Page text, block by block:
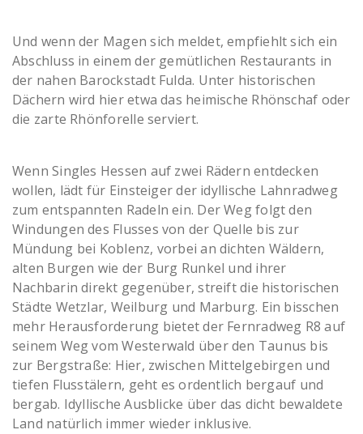
Und wenn der Magen sich meldet, empfiehlt sich ein
Abschluss in einem der gemütlichen Restaurants in
der nahen Barockstadt Fulda. Unter historischen
Dächern wird hier etwa das heimische Rhönschaf oder
die zarte Rhönforelle serviert.
Wenn Singles Hessen auf zwei Rädern entdecken
wollen, lädt für Einsteiger der idyllische Lahnradweg
zum entspannten Radeln ein. Der Weg folgt den
Windungen des Flusses von der Quelle bis zur
Mündung bei Koblenz, vorbei an dichten Wäldern,
alten Burgen wie der Burg Runkel und ihrer
Nachbarin direkt gegenüber, streift die historischen
Städte Wetzlar, Weilburg und Marburg. Ein bisschen
mehr Herausforderung bietet der Fernradweg R8 auf
seinem Weg vom Westerwald über den Taunus bis
zur Bergstraße: Hier, zwischen Mittelgebirgen und
tiefen Flusstälern, geht es ordentlich bergauf und
bergab. Idyllische Ausblicke über das dicht bewaldete
Land natürlich immer wieder inklusive.